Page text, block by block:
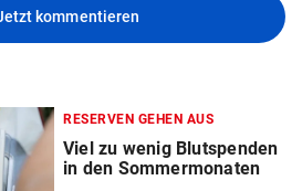
kommentieren
RESERVEN GEHEN AUS
Viel zu wenig Blutspenden
in den Sommermonaten